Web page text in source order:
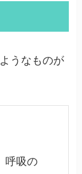
うなものが
呼吸の